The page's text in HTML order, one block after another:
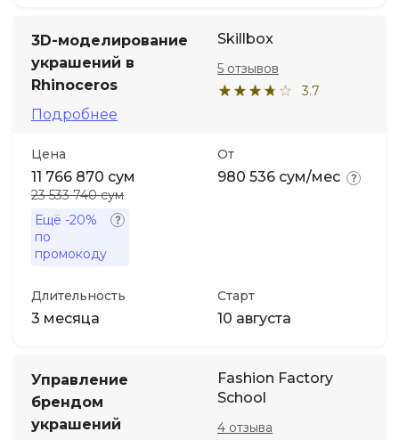
3D-моделирование
украшений в
Rhinoceros
Подробнее
Skillbox
3.7
5 отзывов
Цена
11 766 870 сум
23 533 740 сум
Ещё -20%
по
промокоду
От
980 536 сум/мес
Длительность
3 месяца
Старт
10 августа
Управление
брендом
украшений
Fashion Factory
School
4 отзыва